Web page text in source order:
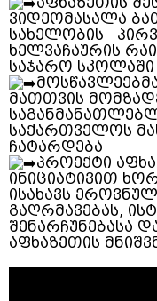
ვიდეომასალა
სახელობის
ხელვაჩაურის
საჯარო სკოლაში
მათთვის
საქართველოს
ჩატარდება
პროექტი
ინიციატივით
ისახავს
გაღრმავებას,
შენარჩუნებასა
აფხაზეთის